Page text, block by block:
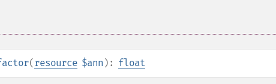
(resource $ann ): float